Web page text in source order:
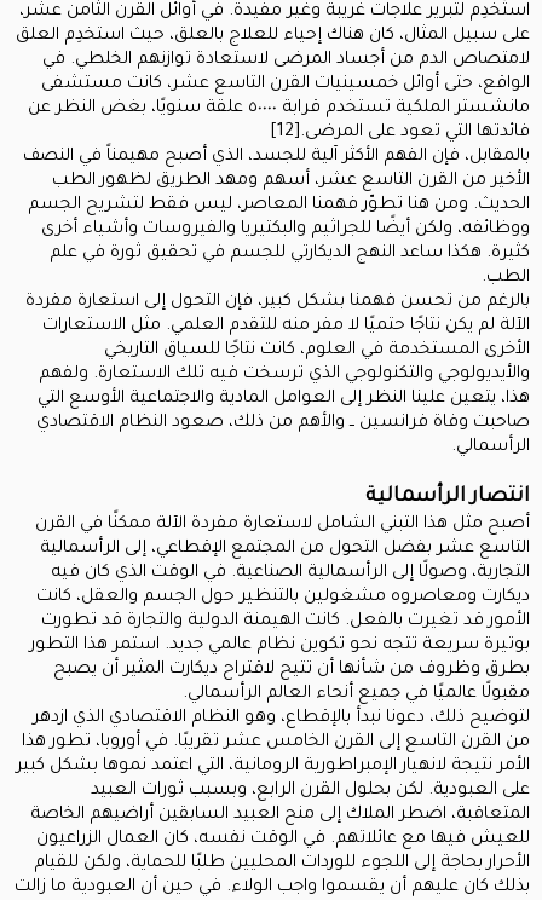
استُخدِم لتبرير علاجات غريبة وغير مفيدة. في أوائل القرن الثامن عشر،
على سبيل المثال، كان هناك إحياء للعلاج بالعلق، حيث استخدِم العلق
لامتصاص الدم من أجساد المرضى لاستعادة توازنهم الخلطي. في
الواقع، حتى أوائل خمسينيات القرن التاسع عشر، كانت مستشفى
مانشستر الملكية تستخدم قرابة ٥٠٠٠٠ علقة سنويًا، بغض النظر عن
فائدتها التي تعود على المرضى.[12]
بالمقابل، فإن الفهم الأكثر آلية للجسد، الذي أصبح مهيمناً في النصف
الأخير من القرن التاسع عشر، أسهم ومهد الطريق لظهور الطب
الحديث. ومن هنا تطوّر فهمنا المعاصر، ليس فقط لتشريح الجسم
ووظائفه، ولكن أيضًا للجراثيم والبكتيريا والفيروسات وأشياء أخرى
كثيرة. هكذا ساعد النهج الديكارتي للجسم في تحقيق ثورة في علم
الطب.
بالرغم من تحسن فهمنا بشكل كبير، فإن التحول إلى استعارة مفردة
الآلة لم يكن نتاجًا حتميًا لا مفر منه للتقدم العلمي. مثل الاستعارات
الأخرى المستخدمة في العلوم، كانت نتاجًا للسياق التاريخي
والأيديولوجي والتكنولوجي الذي ترسخت فيه تلك الاستعارة. ولفهم
هذا، يتعين علينا النظر إلى العوامل المادية والاجتماعية الأوسع التي
صاحبت وفاة فرانسين ــ والأهم من ذلك، صعود النظام الاقتصادي
الرأسمالي.
انتصار الرأسمالية
أصبح مثل هذا التبني الشامل لاستعارة مفردة الآلة ممكنًا في القرن
التاسع عشر بفضل التحول من المجتمع الإقطاعي، إلى الرأسمالية
التجارية، وصولًا إلى الرأسمالية الصناعية. في الوقت الذي كان فيه
ديكارت ومعاصروه مشغولين بالتنظير حول الجسم والعقل، كانت
الأمور قد تغيرت بالفعل. كانت الهيمنة الدولية والتجارة قد تطورت
بوتيرة سريعة تتجه نحو تكوين نظام عالمي جديد. استمر هذا التطور
بطرق وظروف من شأنها أن تتيح لاقتراح ديكارت المثير أن يصبح
مقبولًا عالميًا في جميع أنحاء العالم الرأسمالي.
لتوضيح ذلك، دعونا نبدأ بالإقطاع، وهو النظام الاقتصادي الذي ازدهر
من القرن التاسع إلى القرن الخامس عشر تقريبًا. في أوروبا، تطور هذا
الأمر نتيجة لانهيار الإمبراطورية الرومانية، التي اعتمد نموها بشكل كبير
على العبودية. لكن بحلول القرن الرابع، وبسبب ثورات العبيد
المتعاقبة، اضطر الملاك إلى منح العبيد السابقين أراضيهم الخاصة
للعيش فيها مع عائلاتهم. في الوقت نفسه، كان العمال الزراعيون
الأحرار بحاجة إلى اللجوء للوردات المحليين طلبًا للحماية، ولكن للقيام
بذلك كان عليهم أن يقسموا واجب الولاء. في حين أن العبودية ما زالت